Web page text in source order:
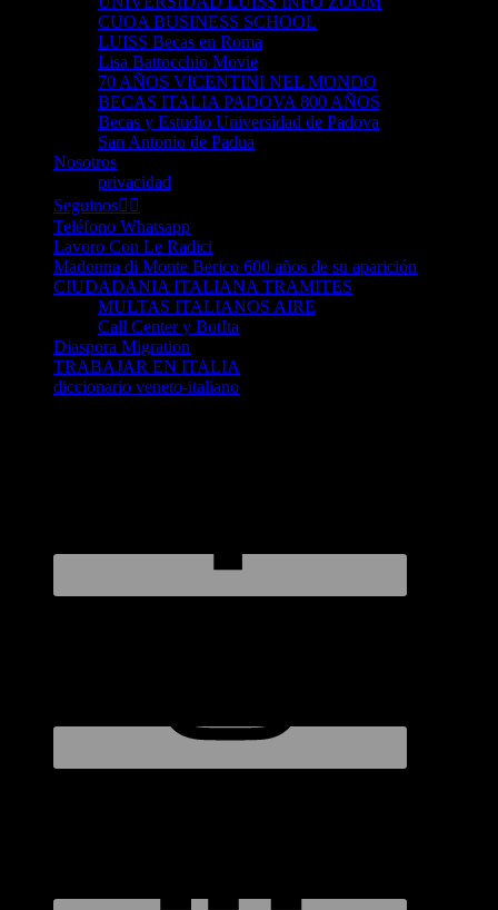
CUOA BUSINESS SCHOOL
LUISS Becas en Roma
Lisa Battocchio Movie
70 AÑOS VICENTINI NEL MONDO
BECAS ITALIA PADOVA 800 AÑOS
Becas y Estudio Universidad de Padova
San Antonio de Padua
Nosotros
privacidad
Seguinos👈🏻
Teléfono Whatsapp
Lavoro Con Le Radici
Madonna di Monte Berico 600 años de su aparición
CIUDADANIA ITALIANA TRAMITES
MULTAS ITALIANOS AIRE
Call Center y BotIta
Diaspora Migration
TRABAJAR EN ITALIA
diccionario veneto-italiano